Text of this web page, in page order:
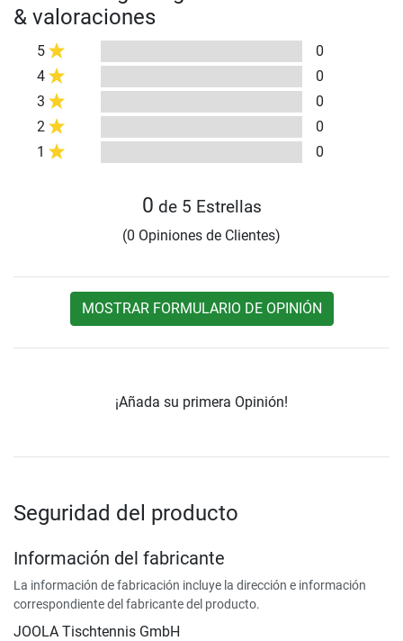
& valoraciones
5
0
4
0
3
0
2
0
1
0
0 de 5 Estrellas
(0 Opiniones de Clientes)
MOSTRAR FORMULARIO DE OPINIÓN
¡Añada su primera Opinión!
Seguridad del producto
Información del fabricante
La información de fabricación incluye la dirección e información
correspondiente del fabricante del producto.
JOOLA Tischtennis GmbH